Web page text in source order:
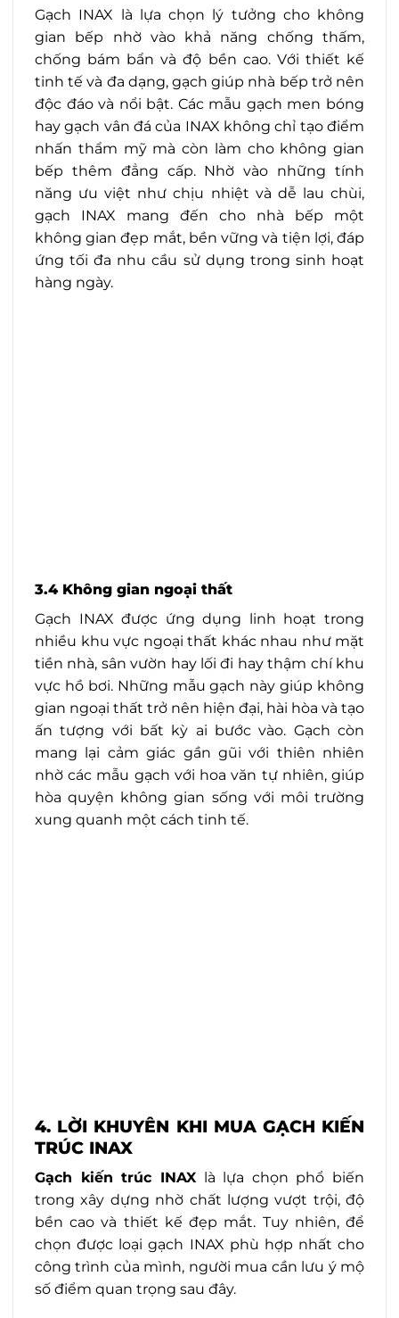
Gạch INAX là lựa chọn lý tưởng cho không
gian bếp nhờ vào khả năng chống thấm,
chống bám bẩn và độ bền cao. Với thiết kế
tinh tế và đa dạng, gạch giúp nhà bếp trở nên
độc đáo và nổi bật. Các mẫu gạch men bóng
hay gạch vân đá của INAX không chỉ tạo điểm
nhấn thẩm mỹ mà còn làm cho không gian
bếp thêm đẳng cấp. Nhờ vào những tính
năng ưu việt như chịu nhiệt và dễ lau chùi,
gạch INAX mang đến cho nhà bếp một
không gian đẹp mắt, bền vững và tiện lợi, đáp
ứng tối đa nhu cầu sử dụng trong sinh hoạt
hàng ngày.
3.4 Không gian ngoại thất
Gạch INAX được ứng dụng linh hoạt trong
nhiều khu vực ngoại thất khác nhau như mặt
tiền nhà, sân vườn hay lối đi hay thậm chí khu
vực hồ bơi. Những mẫu gạch này giúp không
gian ngoại thất trở nên hiện đại, hài hòa và tạo
ấn tượng với bất kỳ ai bước vào. Gạch còn
mang lại cảm giác gần gũi với thiên nhiên
nhờ các mẫu gạch với hoa văn tự nhiên, giúp
hòa quyện không gian sống với môi trường
xung quanh một cách tinh tế.
4. LỜI KHUYÊN KHI MUA GẠCH KIẾN
TRÚC INAX
Gạch kiến trúc INAXlà lựa chọn phổ biến
trong xây dựng nhờ chất lượng vượt trội, độ
bền cao và thiết kế đẹp mắt. Tuy nhiên, để
chọn được loại gạch INAX phù hợp nhất cho
công trình của mình, người mua cần lưu ý mộ
số điểm quan trọng sau đây.